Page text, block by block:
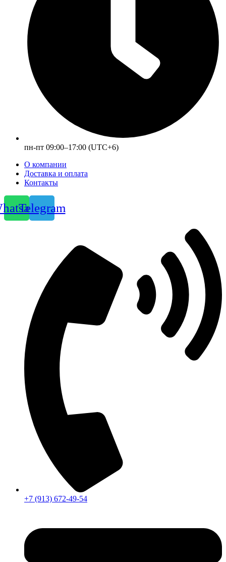
пн-пт 09:00–17:00 (UTC+6)
О компании
Доставка и оплата
Контакты
Telegram
+7 (913) 672-49-54